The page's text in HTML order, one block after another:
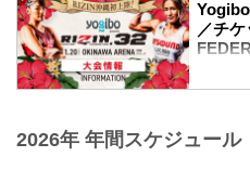
／チ
日時
2026年 年間スケジュール